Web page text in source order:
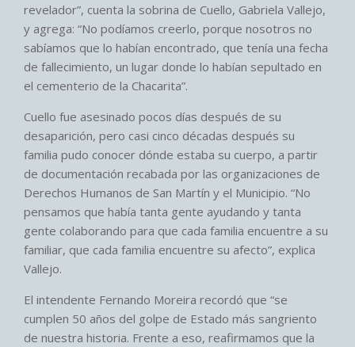
revelador”, cuenta la sobrina de Cuello, Gabriela Vallejo,
y agrega: “No podíamos creerlo, porque nosotros no
sabíamos que lo habían encontrado, que tenía una fecha
de fallecimiento, un lugar donde lo habían sepultado en
el cementerio de la Chacarita”.
Cuello fue asesinado pocos días después de su
desaparición, pero casi cinco décadas después su
familia pudo conocer dónde estaba su cuerpo, a partir
de documentación recabada por las organizaciones de
Derechos Humanos de San Martín y el Municipio. “No
pensamos que había tanta gente ayudando y tanta
gente colaborando para que cada familia encuentre a su
familiar, que cada familia encuentre su afecto”, explica
Vallejo.
El intendente Fernando Moreira recordó que “se
cumplen 50 años del golpe de Estado más sangriento
de nuestra historia. Frente a eso, reafirmamos que la